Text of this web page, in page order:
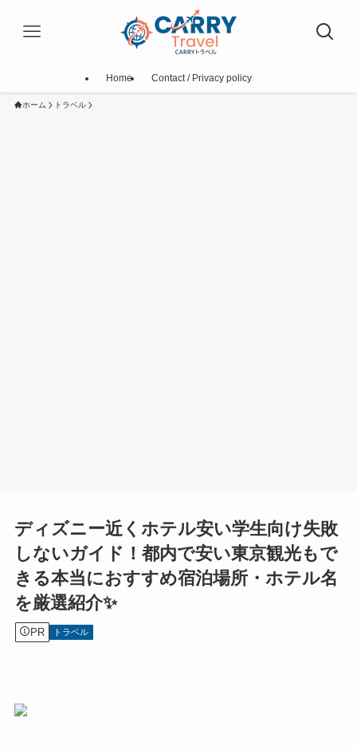
Home Contact / Privacy policy
ホーム トラベル
ディズニー近くホテル安い学生向け失敗
しないガイド！都内で安い東京観光もで
きる本当におすすめ宿泊場所・ホテル名
を厳選紹介✨
PR トラベル